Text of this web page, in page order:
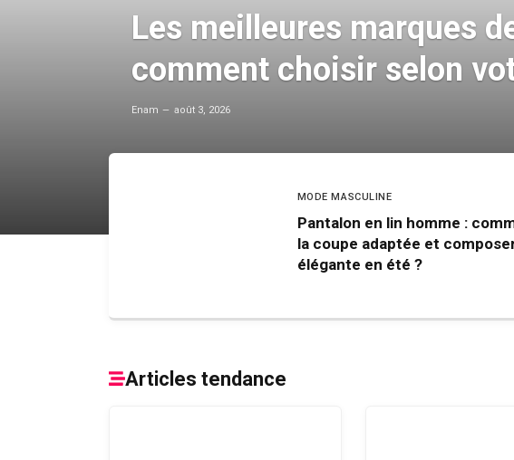
Les meilleures marques
comment choisir selon
Enam août 3, 2026
MODE MASCULINE
Pantalon en lin homme :
la coupe adaptée et
élégante en été ?
Articles tendance